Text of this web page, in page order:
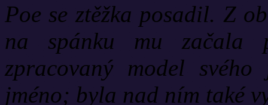
Poe se ztěžka posadil. Z
na spánku mu začala
zpracovaný model
jméno; byla nad ním také